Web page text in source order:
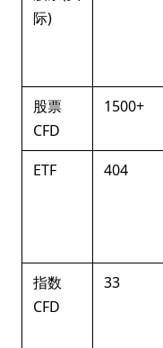
际)
股票
CFD
1500+
ETF 404
指数
CFD
33